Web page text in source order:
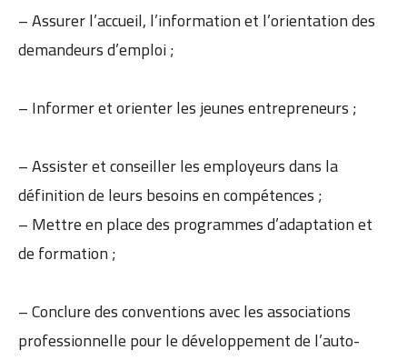
– Assurer l’accueil, l’information et l’orientation des
demandeurs d’emploi ;
– Informer et orienter les jeunes entrepreneurs ;
– Assister et conseiller les employeurs dans la
définition de leurs besoins en compétences ;
– Mettre en place des programmes d’adaptation et
de formation ;
– Conclure des conventions avec les associations
professionnelle pour le développement de l’auto-